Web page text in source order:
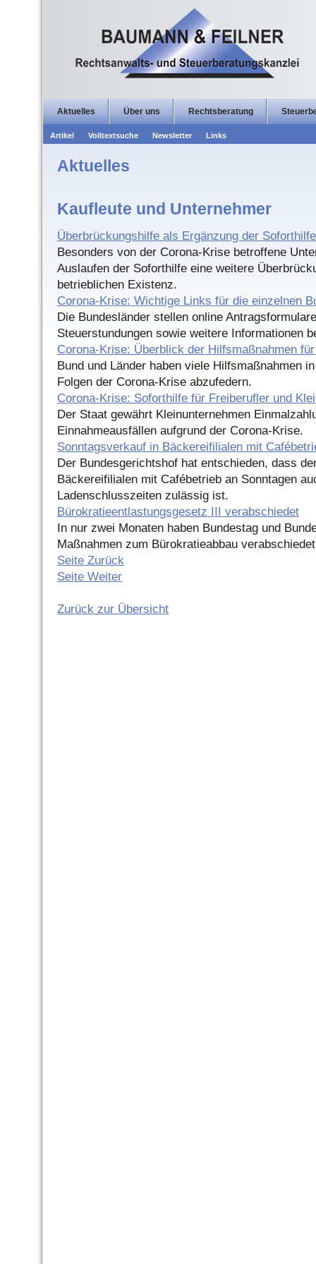
Aktuelles Über uns Rechtsberatung
Artikel Volltextsuche Newsletter Links
Aktuelles
Kaufleute und Unternehmer
Überbrückungshilfe als Ergänzung der Soforthilfe
Besonders von der Corona-Krise betroffene
Auslaufen der Soforthilfe eine weitere
betrieblichen Existenz.
Corona-Krise: Wichtige Links für die einzelnen
Die Bundesländer stellen online
Steuerstundungen sowie weitere Informationen
Corona-Krise: Überblick der Hilfsmaßnahmen
Bund und Länder haben viele Hilfsmaßnahmen
Folgen der Corona-Krise abzufedern.
Corona-Krise: Soforthilfe für Freiberufler und
Der Staat gewährt Kleinunternehmen
Einnahmeausfällen aufgrund der Corona-Krise.
Sonntagsverkauf in Bäckereifilialen mit
Der Bundesgerichtshof hat entschieden, dass
Bäckereifilialen mit Cafébetrieb an Sonntagen
Ladenschlusszeiten zulässig ist.
Bürokratieentlastungsgesetz III verabschiedet
In nur zwei Monaten haben Bundestag und
Maßnahmen zum Bürokratieabbau
Seite Zurück
Seite Weiter
Zurück zur Übersicht